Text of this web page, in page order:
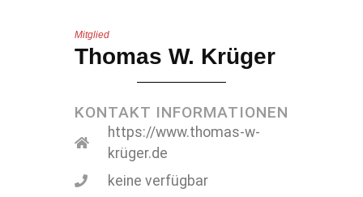
Mitglied
Thomas W. Krüger
KONTAKT INFORMATIONEN
https://www.thomas-w-
krüger.de
keine verfügbar